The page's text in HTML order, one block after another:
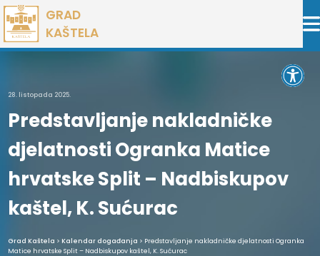
Preskoči
na
sadržaj
GRAD
KAŠTELA
28. listopada 2025.
Predstavljanje nakladničke
djelatnosti Ogranka Matice
hrvatske Split – Nadbiskupov
kaštel, K. Sućurac
Grad Kaštela > Kalendar događanja > Predstavljanje nakladničke djelatnosti Ogranka
Matice hrvatske Split – Nadbiskupov kaštel, K. Sućurac